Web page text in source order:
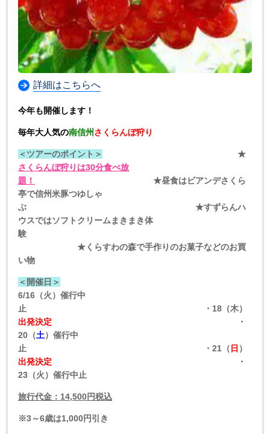
詳細はこちらへ
今年も開催します！
毎年大人気の南信州さくらんぼ狩り
＜ツアーのポイント＞
★
さくらんぼ狩りは30分食べ放
題！
★昼食はビアンデさくら
亭で信州米豚つゆしゃ
ぶ ★すずらんハ
ウスではソフトクリームまきまき体
験
★くらすわの森で手作りのお菓子などのお買
い物
＜開催日＞
6/16（火）催行中
止
・ 18（木）
出発決定
・
20 （土）催行中
止
・21 （ 日 ）
出発決定
・
23（火）催行中止
旅行代金： 14,500円税込
※3～6歳は1,000円引き